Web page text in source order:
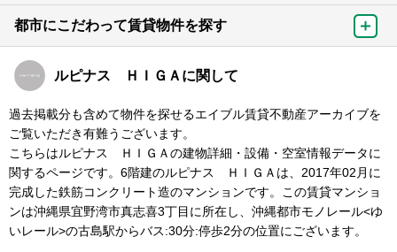
都市にこだわって賃貸物件を探す
ルピナス ＨＩＧＡに関して
過去掲載分も含めて物件を探せるエイブル賃貸不動産アーカイブを
ご覧いただき有難うございます。
こちらはルピナス ＨＩＧＡの建物詳細・設備・空室情報データに
関するページです。6階建のルピナス ＨＩＧＡは、2017年02月に
完成した鉄筋コンクリート造のマンションです。この賃貸マンショ
ンは沖縄県宜野湾市真志喜3丁目に所在し、沖縄都市モノレール<ゆ
いレール>の古島駅からバス:30分:停歩2分の位置にございます。